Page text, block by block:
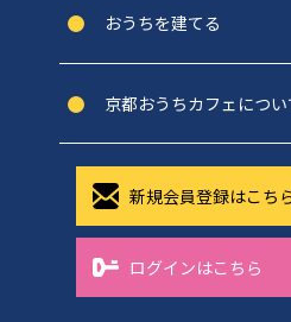
おうちを建てる
京都おうちカフェについ
新規会員登録はこち
ログインはこちら